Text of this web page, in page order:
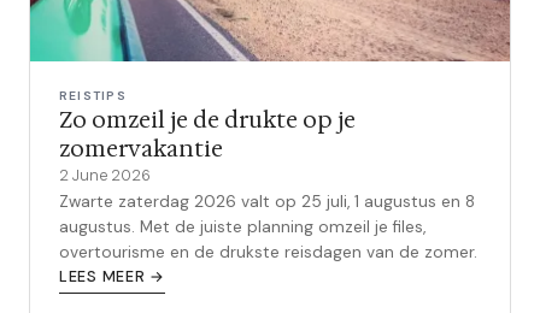
REISTIPS
Zo omzeil je de drukte op je
zomervakantie
2 June 2026
Zwarte zaterdag 2026 valt op 25 juli, 1 augustus en 8
augustus. Met de juiste planning omzeil je files,
overtourisme en de drukste reisdagen van de zomer.
LEES MEER →